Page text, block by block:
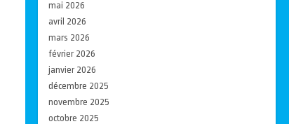
mai 2026
avril 2026
mars 2026
février 2026
janvier 2026
décembre 2025
novembre 2025
octobre 2025